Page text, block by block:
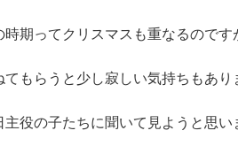
時期ってクリスマスも重なるので
てもらうと少し寂しい気持ちもあり
主役の子たちに聞いて見ようと思